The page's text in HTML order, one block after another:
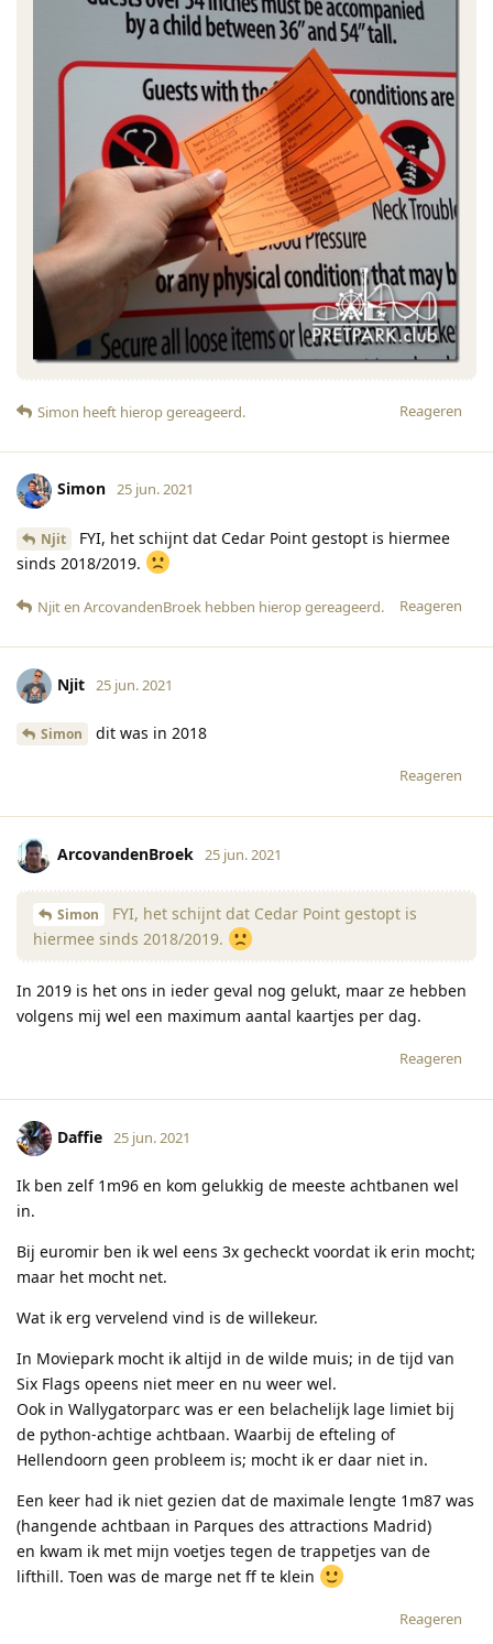
Reageren
Simon heeft hierop gereageerd.
Simon 25 jun. 2021
Njit
FYI, het schijnt dat Cedar Point gestopt is hiermee
sinds 2018/2019.
Reageren
Njiten ArcovandenBroek hebben hierop gereageerd.
Njit 25 jun. 2021
Simon dit was in 2018
Reageren
ArcovandenBroek 25 jun. 2021
Simon
FYI, het schijnt dat Cedar Point gestopt is
hiermee sinds 2018/2019.
In 2019 is het ons in ieder geval nog gelukt, maar ze hebben
volgens mij wel een maximum aantal kaartjes per dag.
Reageren
Daffie 25 jun. 2021
Ik ben zelf 1m96 en kom gelukkig de meeste achtbanen wel
in.
Bij euromir ben ik wel eens 3x gecheckt voordat ik erin mocht;
maar het mocht net.
Wat ik erg vervelend vind is de willekeur.
In Moviepark mocht ik altijd in de wilde muis; in de tijd van
Six Flags opeens niet meer en nu weer wel.
Ook in Wallygatorparc was er een belachelijk lage limiet bij
de python-achtige achtbaan. Waarbij de efteling of
Hellendoorn geen probleem is; mocht ik er daar niet in.
Een keer had ik niet gezien dat de maximale lengte 1m87 was
(hangende achtbaan in Parques des attractions Madrid)
en kwam ik met mijn voetjes tegen de trappetjes van de
lifthill. Toen was de marge net ff te klein
Reageren